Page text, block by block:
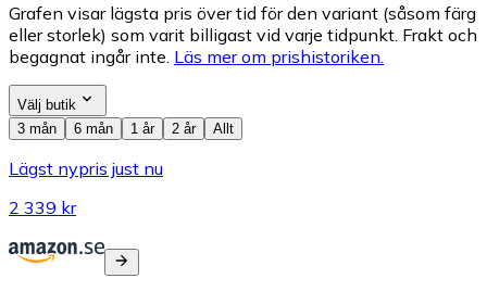
Grafen visar lägsta pris över tid för den variant (såsom färg
eller storlek) som varit billigast vid varje tidpunkt. Frakt och
begagnat ingår inte. Läs mer om prishistoriken.
Välj butik
3 mån
6 mån 1 år 2 år Allt
Lägst nypris just nu
2 339 kr